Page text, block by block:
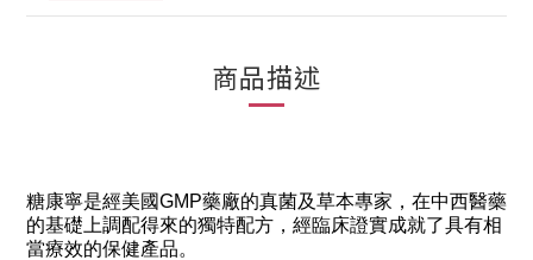
商品描述
糖康寧是經美國GMP藥廠的真菌及草本專家，在中西醫藥
的基礎上調配得來的獨特配方，經臨床證實成就了具有相
當療效的保健產品。